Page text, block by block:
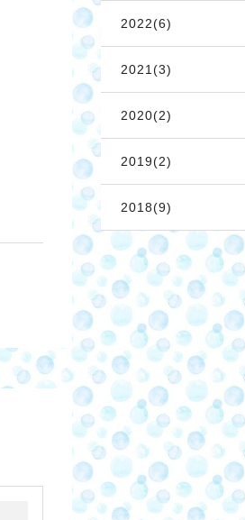
2022(6)
2021(3)
2020(2)
2019(2)
2018(9)